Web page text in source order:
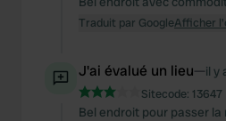
We also share information
our social media, advertising
provided to them or that they’ve
of their services.
Traduit par GoogleAfficher
J'ai évalué un lieu—il y
Sitecode: 13647
Bel endroit pour passer la